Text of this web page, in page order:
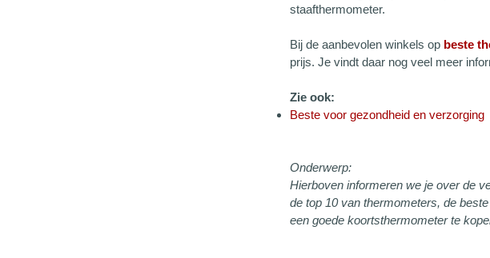
staafthermometer.
Bij de aanbevolen winkels op beste
prijs. Je vindt daar nog veel meer
Zie ook:
Beste voor gezondheid en verzorging
Onderwerp:
Hierboven informeren we je over de
de top 10 van thermometers, de
een goede koortsthermometer te